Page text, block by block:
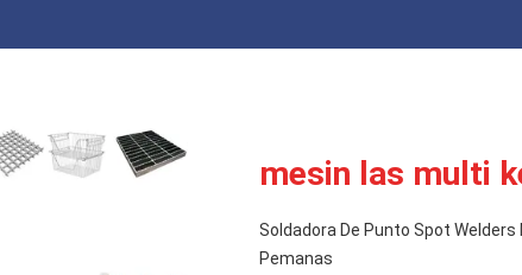
mesin las multi
Soldadora De Punto Spot
Pemanas